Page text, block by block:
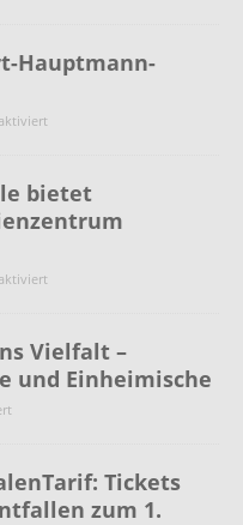
Hauptmann-
bietet
Vielfalt –
und Einheimische
Tickets
zum 1.